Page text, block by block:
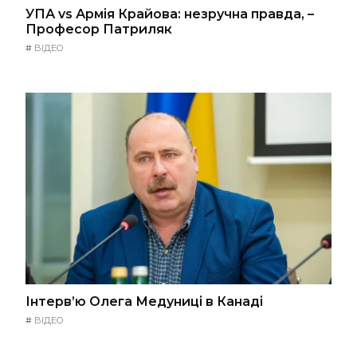
УПА vs Армія Крайова: незручна правда, –
Професор Патриляк
# ВІДЕО
Інтерв’ю Олега Медуниці в Канаді
# ВІДЕО